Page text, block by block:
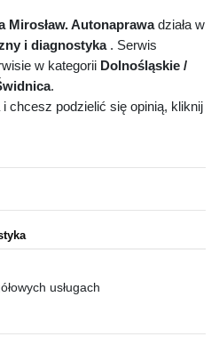
Mirosław. Autonaprawadziała w
i diagnostyka. Serwis
w kategorii Dolnośląskie /
.
chcesz podzielić się opinią, kliknij
usługach